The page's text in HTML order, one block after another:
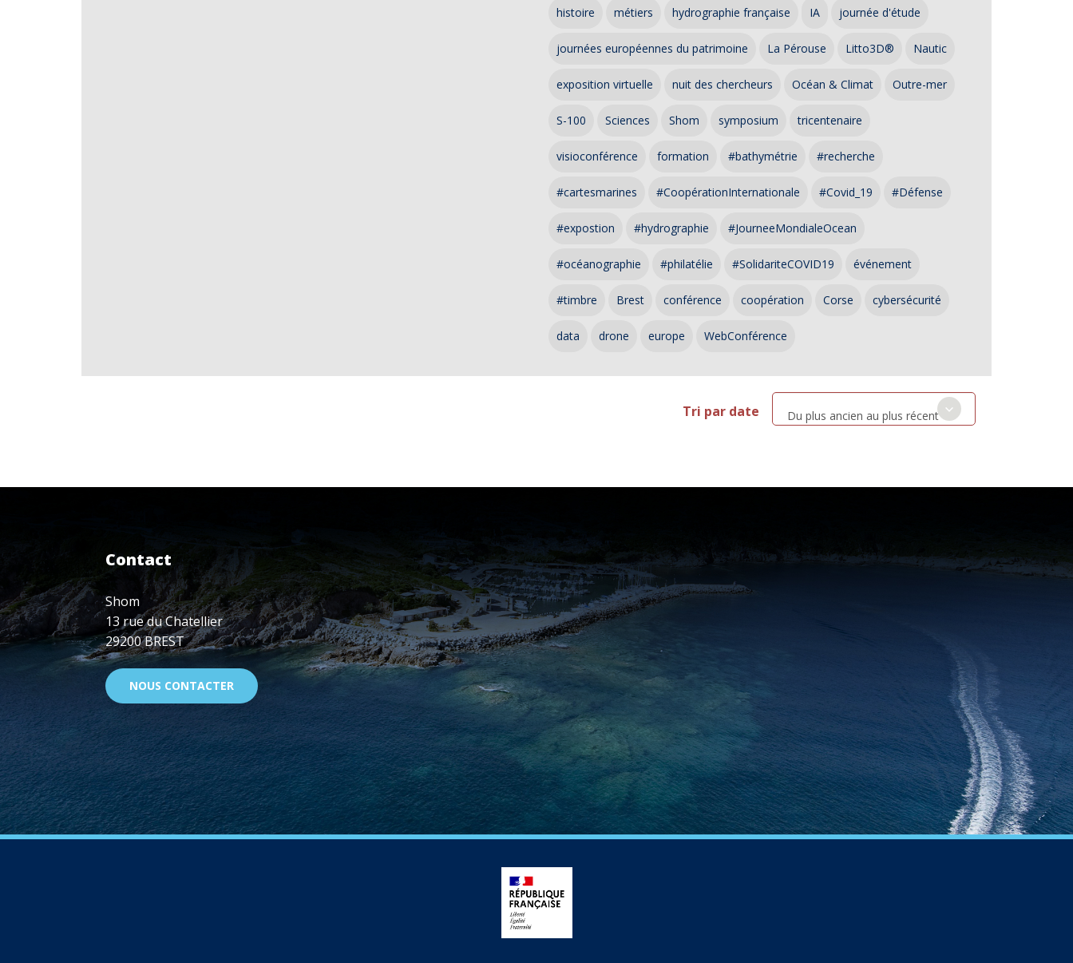
histoire métiers hydrographie française IA journée d'étude
journées européennes du patrimoine La Pérouse Litto3D® Nautic
exposition virtuelle nuit des chercheurs Océan & Climat Outre-mer
S-100 Sciences Shom symposium tricentenaire
visioconférence formation #bathymétrie #recherche
#cartesmarines #CoopérationInternationale #Covid_19 #Défense
#expostion #hydrographie #JourneeMondialeOcean
#océanographie #philatélie #SolidariteCOVID19 événement
#timbre Brest conférence coopération Corse cybersécurité
data drone europe WebConférence
Tri par date Du plus ancien au plus récent
Contact
Shom
13 rue du Chatellier
29200 BREST
NOUS CONTACTER